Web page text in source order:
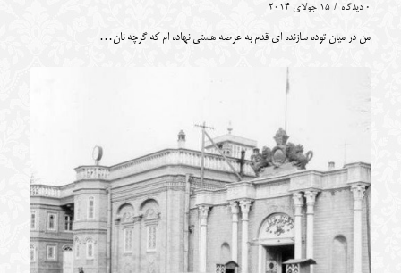
0 دیدگاه / 15 جولای 2014
من در میان توده سازنده ای قدم به عرصه هستی نهاده ام که گرچه نان…